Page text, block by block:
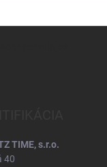
TIME, s.r.o.
40